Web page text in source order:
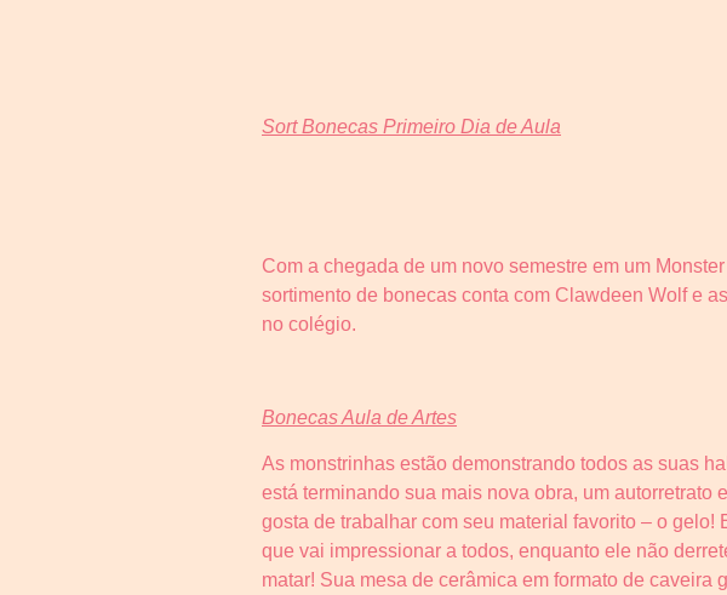
Sort Bonecas Primeiro Dia de Aula
Com a chegada de um novo semestre em um
sortimento de bonecas conta com Clawdeen Wolf e
no colégio.
Bonecas Aula de Artes
As monstrinhas estão demonstrando todos as suas
está terminando sua mais nova obra, um
gosta de trabalhar com seu material favorito – o
que vai impressionar a todos, enquanto ele não
matar! Sua mesa de cerâmica em formato de